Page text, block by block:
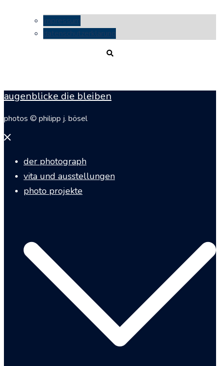
impressum
datenschutzerklärung
augenblicke die bleiben
photos © philipp j. bösel
Menü
der photograph
vita und ausstellungen
photo projekte